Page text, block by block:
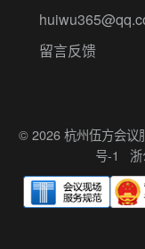
留言反馈
© 2026 杭州伍方会议
号-1